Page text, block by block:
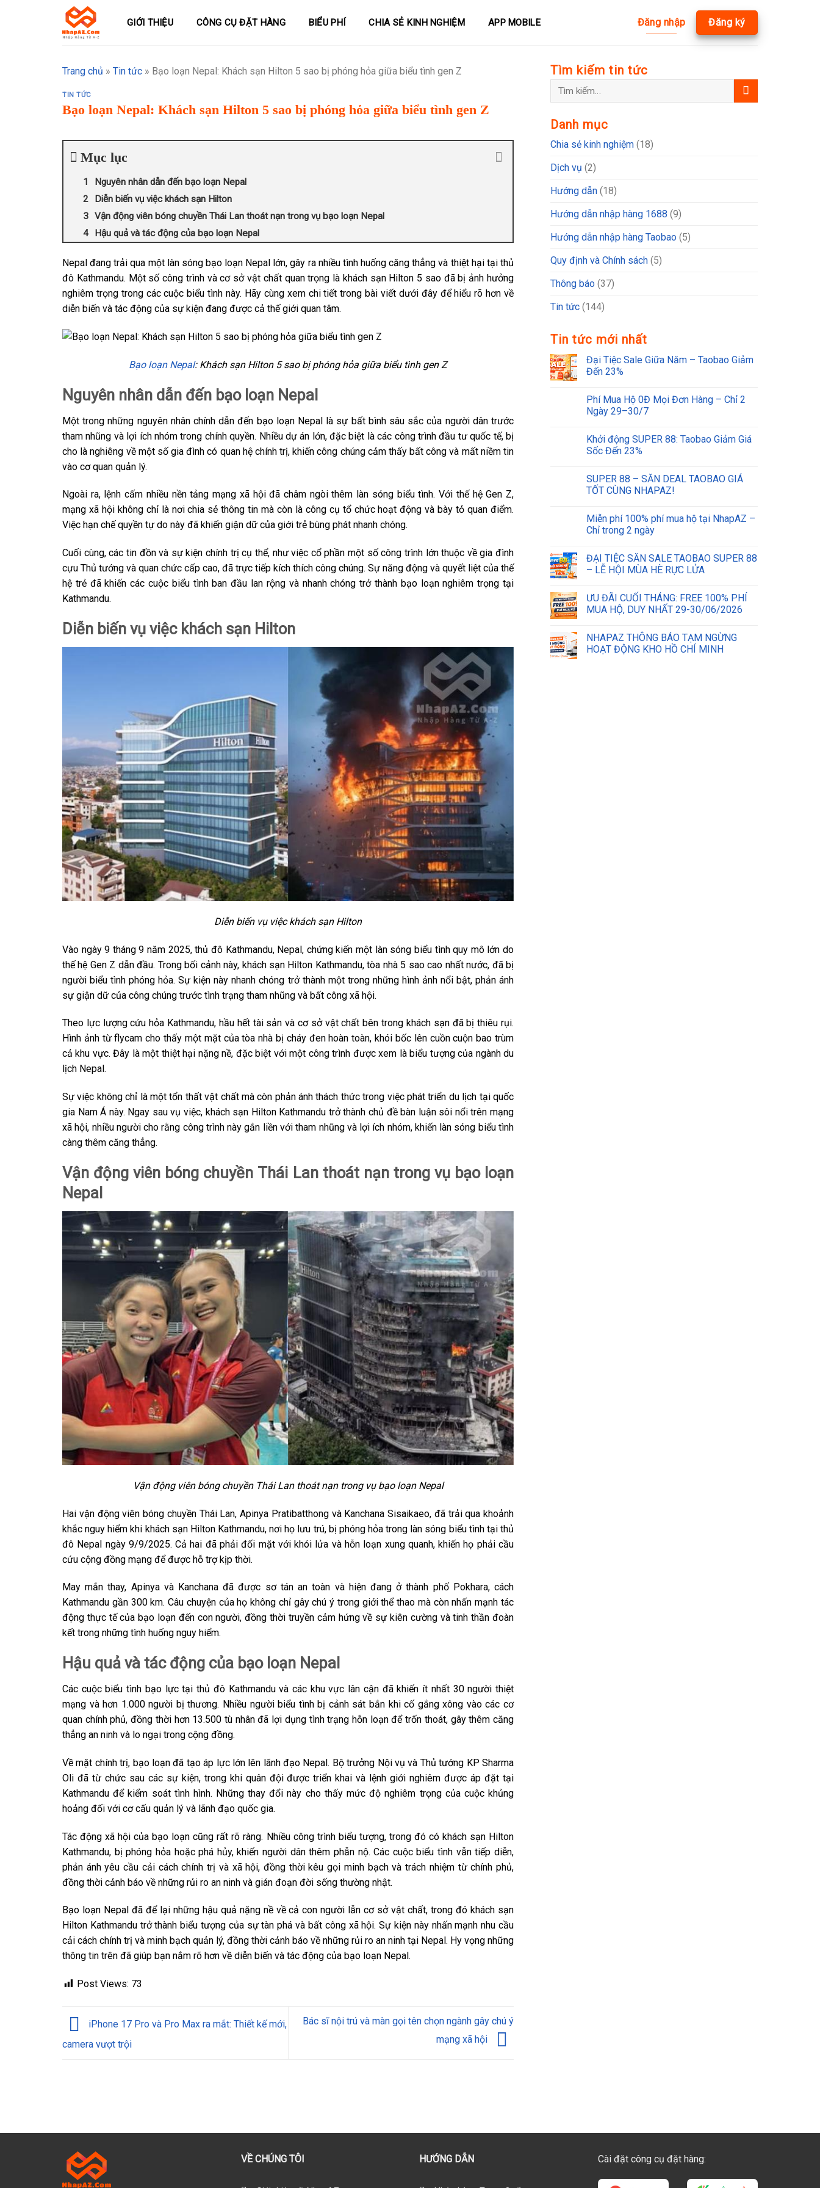
GIỚI THIỆU CÔNG CỤ ĐẶT HÀNG BIỂU PHÍ CHIA SẺ KINH NGHIỆM APP MOBILE Đăng nhập Đăng ký
Trang chủ » Tin tức » Bạo loạn Nepal: Khách sạn Hilton 5 sao bị phóng hỏa giữa biểu tình gen Z
TIN TỨC
Bạo loạn Nepal: Khách sạn Hilton 5 sao bị phóng hỏa giữa biểu tình gen Z
Mục lục
Nguyên nhân dẫn đến bạo loạn Nepal
Diễn biến vụ việc khách sạn Hilton
Vận động viên bóng chuyền Thái Lan thoát nạn trong vụ bạo loạn Nepal
Hậu quả và tác động của bạo loạn Nepal
Nepal đang trải qua một làn sóng bạo loạn Nepal lớn, gây ra nhiều tình huống căng thẳng và thiệt hại tại thủ
đô Kathmandu. Một số công trình và cơ sở vật chất quan trọng là khách sạn Hilton 5 sao đã bị ảnh hưởng
nghiêm trọng trong các cuộc biểu tình này. Hãy cùng xem chi tiết trong bài viết dưới đây để hiểu rõ hơn về
diễn biến và tác động của sự kiện đang được cả thế giới quan tâm.
Bạo loạn Nepal: Khách sạn Hilton 5 sao bị phóng hỏa giữa biểu tình gen Z
Nguyên nhân dẫn đến bạo loạn Nepal
Một trong những nguyên nhân chính dẫn đến bạo loạn Nepal là sự bất bình sâu sắc của người dân trước
tham nhũng và lợi ích nhóm trong chính quyền. Nhiều dự án lớn, đặc biệt là các công trình đầu tư quốc tế, bị
cho là nghiêng về một số gia đình có quan hệ chính trị, khiến công chúng cảm thấy bất công và mất niềm tin
vào cơ quan quản lý.
Ngoài ra, lệnh cấm nhiều nền tảng mạng xã hội đã châm ngòi thêm làn sóng biểu tình. Với thế hệ Gen Z,
mạng xã hội không chỉ là nơi chia sẻ thông tin mà còn là công cụ tổ chức hoạt động và bày tỏ quan điểm.
Việc hạn chế quyền tự do này đã khiến giận dữ của giới trẻ bùng phát nhanh chóng.
Cuối cùng, các tin đồn và sự kiện chính trị cụ thể, như việc cổ phần một số công trình lớn thuộc về gia đình
cựu Thủ tướng và quan chức cấp cao, đã trực tiếp kích thích công chúng. Sự năng động và quyết liệt của thế
hệ trẻ đã khiến các cuộc biểu tình ban đầu lan rộng và nhanh chóng trở thành bạo loạn nghiêm trọng tại
Kathmandu.
Diễn biến vụ việc khách sạn Hilton
Diễn biến vụ việc khách sạn Hilton
Vào ngày 9 tháng 9 năm 2025, thủ đô Kathmandu, Nepal, chứng kiến một làn sóng biểu tình quy mô lớn do
thế hệ Gen Z dẫn đầu. Trong bối cảnh này, khách sạn Hilton Kathmandu, tòa nhà 5 sao cao nhất nước, đã bị
người biểu tình phóng hỏa. Sự kiện này nhanh chóng trở thành một trong những hình ảnh nổi bật, phản ánh
sự giận dữ của công chúng trước tình trạng tham nhũng và bất công xã hội.
Theo lực lượng cứu hỏa Kathmandu, hầu hết tài sản và cơ sở vật chất bên trong khách sạn đã bị thiêu rụi.
Hình ảnh từ flycam cho thấy một mặt của tòa nhà bị cháy đen hoàn toàn, khói bốc lên cuồn cuộn bao trùm
cả khu vực. Đây là một thiệt hại nặng nề, đặc biệt với một công trình được xem là biểu tượng của ngành du
lịch Nepal.
Sự việc không chỉ là một tổn thất vật chất mà còn phản ánh thách thức trong việc phát triển du lịch tại quốc
gia Nam Á này. Ngay sau vụ việc, khách sạn Hilton Kathmandu trở thành chủ đề bàn luận sôi nổi trên mạng
xã hội, nhiều người cho rằng công trình này gắn liền với tham nhũng và lợi ích nhóm, khiến làn sóng biểu tình
càng thêm căng thẳng.
Vận động viên bóng chuyền Thái Lan thoát nạn trong vụ bạo loạn
Nepal
Vận động viên bóng chuyền Thái Lan thoát nạn trong vụ bạo loạn Nepal
Hai vận động viên bóng chuyền Thái Lan, Apinya Pratibatthong và Kanchana Sisaikaeo, đã trải qua khoảnh
khắc nguy hiểm khi khách sạn Hilton Kathmandu, nơi họ lưu trú, bị phóng hỏa trong làn sóng biểu tình tại thủ
đô Nepal ngày 9/9/2025. Cả hai đã phải đối mặt với khói lửa và hỗn loạn xung quanh, khiến họ phải cầu
cứu cộng đồng mạng để được hỗ trợ kịp thời.
May mắn thay, Apinya và Kanchana đã được sơ tán an toàn và hiện đang ở thành phố Pokhara, cách
Kathmandu gần 300 km. Câu chuyện của họ không chỉ gây chú ý trong giới thể thao mà còn nhấn mạnh tác
động thực tế của bạo loạn đến con người, đồng thời truyền cảm hứng về sự kiên cường và tinh thần đoàn
kết trong những tình huống nguy hiểm.
Hậu quả và tác động của bạo loạn Nepal
Các cuộc biểu tình bạo lực tại thủ đô Kathmandu và các khu vực lân cận đã khiến ít nhất 30 người thiệt
mạng và hơn 1.000 người bị thương. Nhiều người biểu tình bị cảnh sát bắn khi cố gắng xông vào các cơ
quan chính phủ, đồng thời hơn 13.500 tù nhân đã lợi dụng tình trạng hỗn loạn để trốn thoát, gây thêm căng
thẳng an ninh và lo ngại trong cộng đồng.
Về mặt chính trị, bạo loạn đã tạo áp lực lớn lên lãnh đạo Nepal. Bộ trưởng Nội vụ và Thủ tướng KP Sharma
Oli đã từ chức sau các sự kiện, trong khi quân đội được triển khai và lệnh giới nghiêm được áp đặt tại
Kathmandu để kiểm soát tình hình. Những thay đổi này cho thấy mức độ nghiêm trọng của cuộc khủng
hoảng đối với cơ cấu quản lý và lãnh đạo quốc gia.
Tác động xã hội của bạo loạn cũng rất rõ ràng. Nhiều công trình biểu tượng, trong đó có khách sạn Hilton
Kathmandu, bị phóng hỏa hoặc phá hủy, khiến người dân thêm phẫn nộ. Các cuộc biểu tình vẫn tiếp diễn,
phản ánh yêu cầu cải cách chính trị và xã hội, đồng thời kêu gọi minh bạch và trách nhiệm từ chính phủ,
đồng thời cảnh báo về những rủi ro an ninh và gián đoạn đời sống thường nhật.
Bạo loạn Nepal đã để lại những hậu quả nặng nề về cả con người lẫn cơ sở vật chất, trong đó khách sạn
Hilton Kathmandu trở thành biểu tượng của sự tàn phá và bất công xã hội. Sự kiện này nhấn mạnh nhu cầu
cải cách chính trị và minh bạch quản lý, đồng thời cảnh báo về những rủi ro an ninh tại Nepal. Hy vọng những
thông tin trên đã giúp bạn nắm rõ hơn về diễn biến và tác động của bạo loạn Nepal.
Post Views: 73
iPhone 17 Pro và Pro Max ra mắt: Thiết kế mới,
camera vượt trội
Bác sĩ nội trú và màn gọi tên chọn ngành gây chú ý
mạng xã hội
Tìm kiếm tin tức
Danh mục
Chia sẻ kinh nghiệm (18)
Dịch vụ (2)
Hướng dẫn (18)
Hướng dẫn nhập hàng 1688 (9)
Hướng dẫn nhập hàng Taobao (5)
Quy định và Chính sách (5)
Thông báo (37)
Tin tức (144)
Tin tức mới nhất
Đại Tiệc Sale Giữa Năm – Taobao Giảm
Đến 23%
Phí Mua Hộ 0Đ Mọi Đơn Hàng – Chỉ 2
Ngày 29–30/7
Khởi động SUPER 88: Taobao Giảm Giá
Sốc Đến 23%
SUPER 88 – SĂN DEAL TAOBAO GIÁ
TỐT CÙNG NHAPAZ!
Miễn phí 100% phí mua hộ tại NhapAZ –
Chỉ trong 2 ngày
ĐẠI TIỆC SĂN SALE TAOBAO SUPER 88
– LỄ HỘI MÙA HÈ RỰC LỬA
ƯU ĐÃI CUỐI THÁNG: FREE 100% PHÍ
MUA HỘ, DUY NHẤT 29-30/06/2026
NHAPAZ THÔNG BÁO TẠM NGỪNG
HOẠT ĐỘNG KHO HỒ CHÍ MINH
VỀ CHÚNG TÔI HƯỚNG DẪN Cài đặt công cụ đặt hàng: